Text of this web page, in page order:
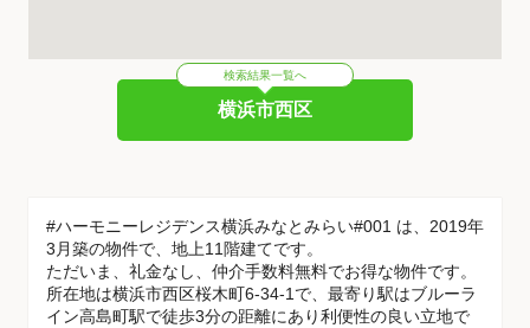
検索結果一覧へ
横浜市西区
#ハーモニーレジデンス横浜みなとみらい#001 は、2019年
3月築の物件で、地上11階建てです。
ただいま、礼金なし、仲介手数料無料でお得な物件です。
所在地は横浜市西区桜木町6-34-1で、最寄り駅はブルーラ
イン高島町駅で徒歩3分の距離にあり利便性の良い立地で